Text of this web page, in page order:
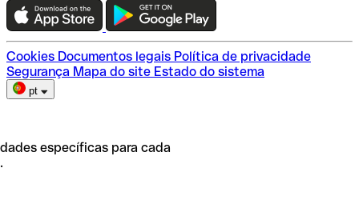
Escolha do plano
Cookies Documentos legais Política de privacidade
Segurança Mapa do site Estado do sistema
pt
específicas para cada